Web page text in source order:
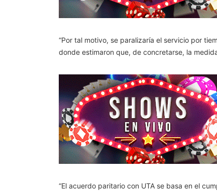
“Por tal motivo, se paralizaría el servicio por
donde estimaron que, de concretarse, la
“El acuerdo paritario con UTA se basa en el